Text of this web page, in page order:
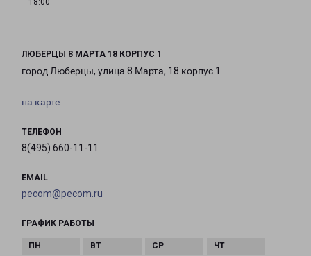
18:00
ЛЮБЕРЦЫ 8 МАРТА 18 КОРПУС 1
город Люберцы, улица 8 Марта, 18 корпус 1
на карте
ТЕЛЕФОН
8(495) 660-11-11
EMAIL
pecom@pecom.ru
ГРАФИК РАБОТЫ